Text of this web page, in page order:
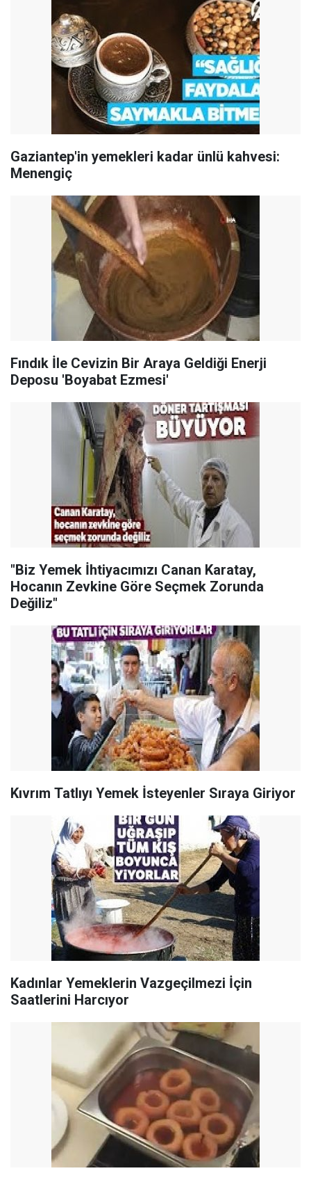
Gaziantep'in yemekleri kadar ünlü kahvesi:
Menengiç
Fındık İle Cevizin Bir Araya Geldiği Enerji
Deposu 'Boyabat Ezmesi'
"Biz Yemek İhtiyacımızı Canan Karatay,
Hocanın Zevkine Göre Seçmek Zorunda
Değiliz"
Kıvrım Tatlıyı Yemek İsteyenler Sıraya Giriyor
Kadınlar Yemeklerin Vazgeçilmezi İçin
Saatlerini Harcıyor